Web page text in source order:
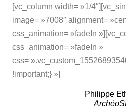
[vc_column width= »1/
image= »7008″ alignment=
css_animation= »fadeIn
css_animation= »fadeIn »
css=
!important;} »]
Philippe